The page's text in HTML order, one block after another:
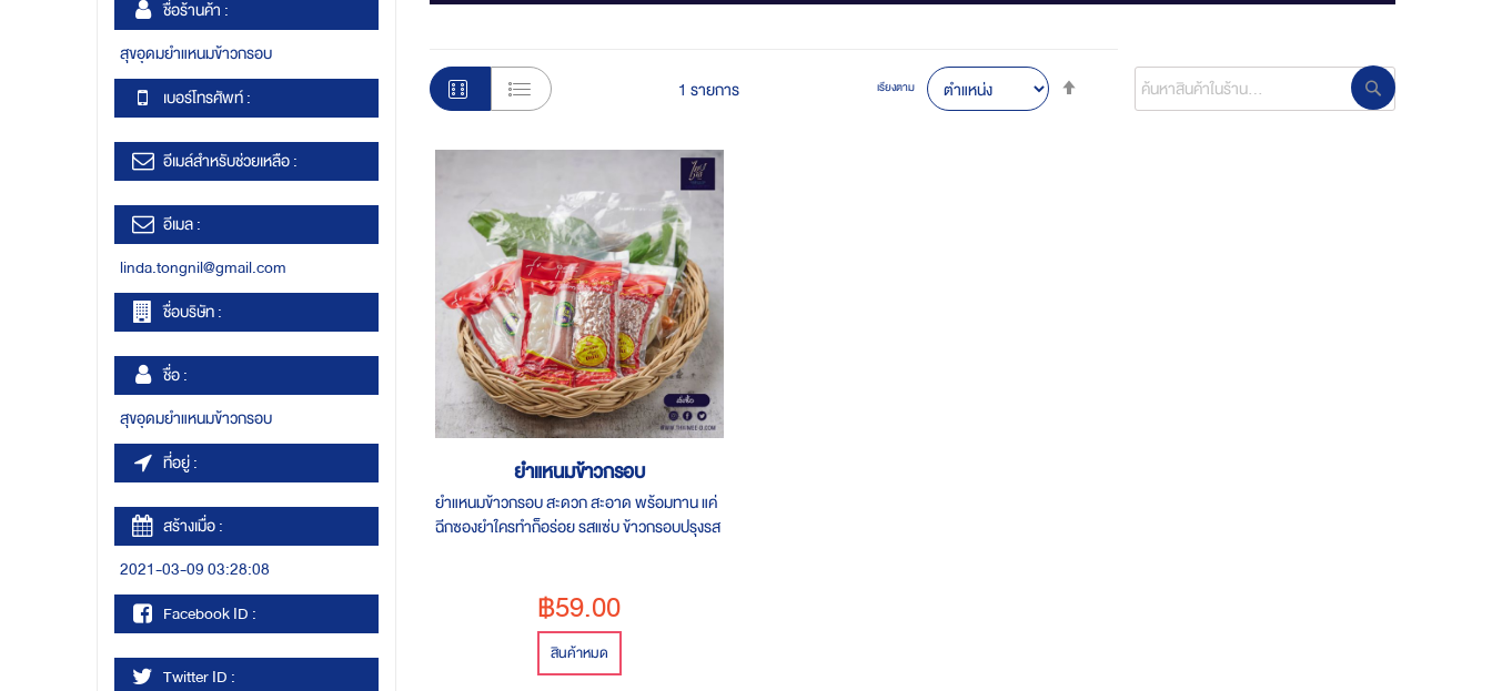
ชื่อร้านค้า :
สุขอุดมยำแหนมข้าวกรอบ
เบอร์โทรศัพท์ :
อีเมล์สำหรับช่วยเหลือ :
อีเมล :
linda.tongnil@gmail.com
ชื่อบริษัท :
ชื่อ :
สุขอุดมยำแหนมข้าวกรอบ
ที่อยู่ :
สร้างเมื่อ :
2021-03-09 03:28:08
Facebook ID :
Twitter ID :
ค้นหาสินค้าในร้าน
View
as
1 รายการ เรียงตาม
ยำแหนมข้าวกรอบ
ยำแหนมข้าวกรอบ สะดวก สะอาด พร้อมทาน แค่
ฉีกซองยำใครทำก็อร่อย รสแซ่บ ข้าวกรอบปรุงรส
฿59.00
สินค้าหมด